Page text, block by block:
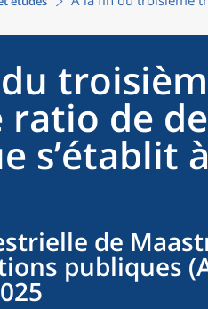
ratio de
s’établit
de
publiques